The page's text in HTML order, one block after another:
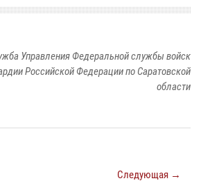
Управления Федеральной службы войск
Российской Федерации по Саратовской
области
Следующая →